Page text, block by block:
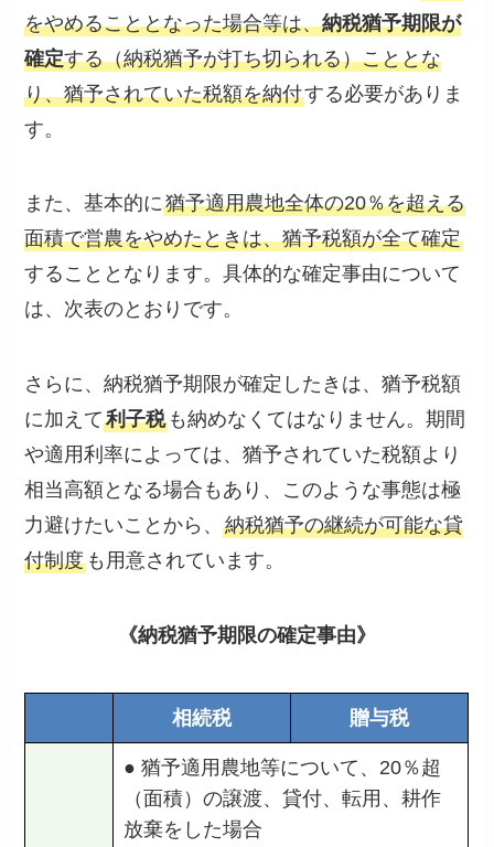
をやめることとなった場合等は、納税猶予期限が
確定する（納税猶予が打ち切られる）こととな
り、猶予されていた税額を納付する必要がありま
す。
また、基本的に猶予適用農地全体の20％を超える
面積で営農をやめたときは、猶予税額が全て確定
することとなります。具体的な確定事由について
は、次表のとおりです。
さらに、納税猶予期限が確定したきは、猶予税額
に加えて利子税 も納めなくてはなりません。期間
や適用利率によっては、猶予されていた税額より
相当高額となる場合もあり、このような事態は極
力避けたいことから、納税猶予の継続が可能な貸
付制度 も用意されています。
《納税猶予期限の確定事由》
相続税 贈与税
● 猶予適用農地等について、20％超
（面積）の譲渡、貸付、転用、耕作
放棄をした場合